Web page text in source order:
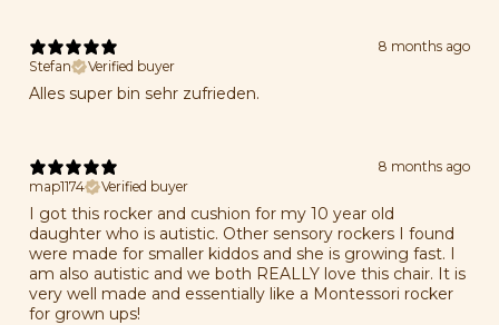
8 months ago
Stefan
Verified buyer
Alles super bin sehr zufrieden.
8 months ago
map1174
Verified buyer
I got this rocker and cushion for my 10 year old
daughter who is autistic. Other sensory rockers I found
were made for smaller kiddos and she is growing fast. I
am also autistic and we both REALLY love this chair. It is
very well made and essentially like a Montessori rocker
for grown ups!